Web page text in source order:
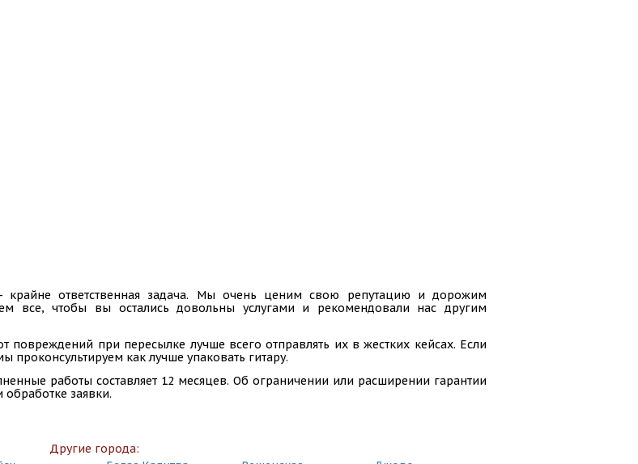
крайне ответственная задача. Мы очень ценим свою репутацию и дорожим
все, чтобы вы остались довольны услугами и рекомендовали нас другим
повреждений при пересылке лучше всего отправлять их в жестких кейсах. Если
проконсультируем как лучше упаковать гитару.
работы составляет 12 месяцев. Об ограничении или расширении гарантии
обработке заявки.
Другие города: